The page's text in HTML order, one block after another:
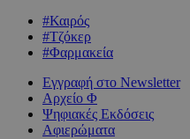
#Καιρός
#Τζόκερ
#Φαρμακεία
Εγγραφή στο Newsletter
Αρχείο Φ
Ψηφιακές Εκδόσεις
Αφιερώματα